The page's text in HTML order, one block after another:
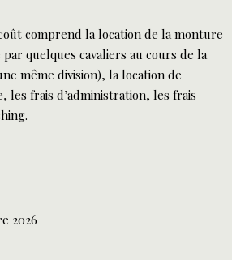
comprend la location de la monture
quelques cavaliers au cours de la
même division), la location de
les frais d’administration, les frais
2026